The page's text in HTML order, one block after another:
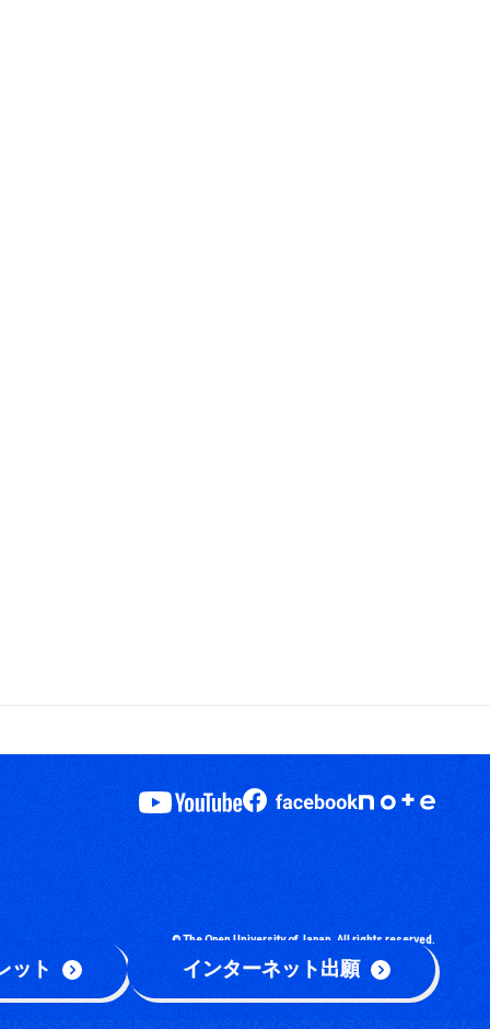
ット インターネット出願
© The Open University of Japan, All rights reserved.